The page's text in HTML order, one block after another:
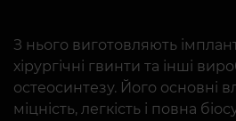
З нього виготовляють
хірургічні гвинти та інші
остеосинтезу. Його основні
міцність, легкість і повна